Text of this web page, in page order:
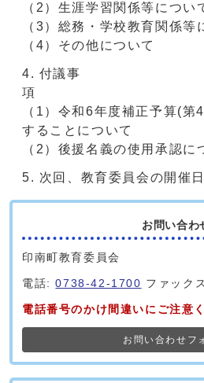
（2）生涯学習関係等につい
（3）総務・学校教育関係等
（4）その他について
付議事
（1）令和6年度補正予算(第
することについて
（2）後援名義の使用承認に
次回、教育委員会の開催
お問い合わ
印南町教育委員会
電話:0738-42-1700 ファック
電話番号のかけ間違いにご注意
お問い合わせフ